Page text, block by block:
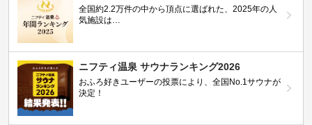
全国約2.2万件の中から頂点に選ばれた、2025年の人
気施設は…
ニフティ温泉 サウナランキング2026
おふろ好きユーザーの投票により、全国No.1サウナが
決定！